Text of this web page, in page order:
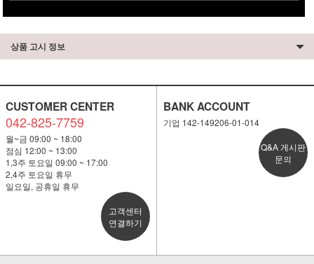
상품 고시 정보
CUSTOMER CENTER
042-825-7759
월~금 09:00 ~ 18:00
점심 12:00 ~ 13:00
1,3주 토요일 09:00 ~ 17:00
2,4주 토요일 휴무
일요일, 공휴일 휴무
고객센터
연결하기
BANK ACCOUNT
기업 142-149206-01-014
Q&A 게시판
문의